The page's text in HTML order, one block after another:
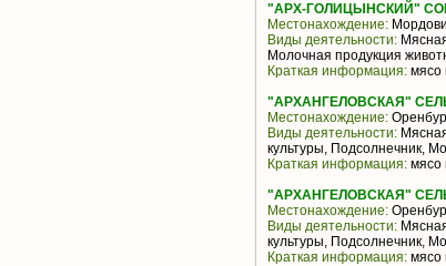
"АРХ-ГОЛИЦЫНСКИЙ"
Местонахождение:
Виды деятельности:
Молочная продукция
Краткая информация: мясо
"АРХАНГЕЛОВСКАЯ"
Местонахождение:
Виды деятельности:
культуры, Подсолнечник,
Краткая информация: мясо
"АРХАНГЕЛОВСКАЯ"
Местонахождение:
Виды деятельности:
культуры, Подсолнечник,
Краткая информация: мясо